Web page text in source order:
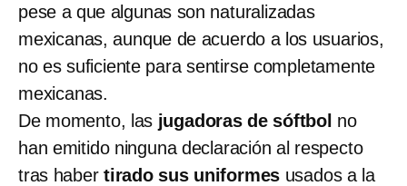
pese a que algunas son naturalizadas
mexicanas, aunque de acuerdo a los usuarios,
no es suficiente para sentirse completamente
mexicanas.
De momento, las jugadoras de sóftbol no
han emitido ninguna declaración al respecto
tras habertirado sus uniformes usados a la